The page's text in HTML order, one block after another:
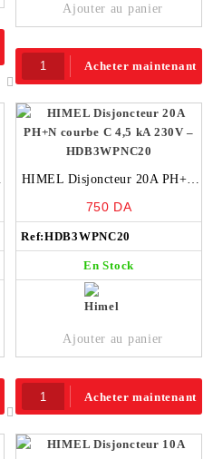
Ajouter au panier
Acheter maintenant
HIMEL Disjoncteur 20A PH+N
750 DA
Ref:HDB3WPNC20
En Stock
Ajouter au panier
Acheter maintenant